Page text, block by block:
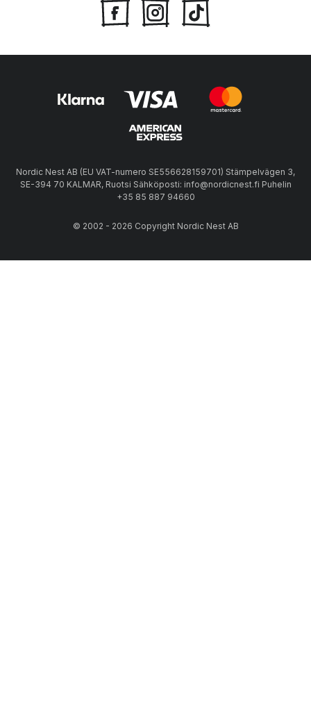
Nordic Nest AB (EU VAT-numero SE556628159701) Stämpelvägen 3,
SE-394 70 KALMAR, Ruotsi Sähköposti: info@nordicnest.fi Puhelin
+35 85 887 94660
© 2002 - 2026 Copyright Nordic Nest AB